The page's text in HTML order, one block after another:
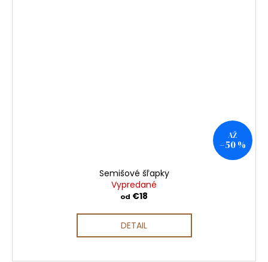
AŽ
–50 %
Semišové šľapky
Vypredané
od €18
DETAIL